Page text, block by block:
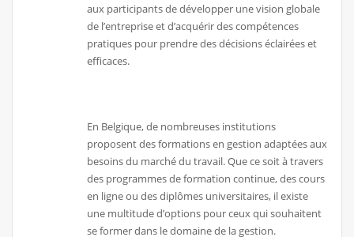
aux participants de développer une vision globale
de l’entreprise et d’acquérir des compétences
pratiques pour prendre des décisions éclairées et
efficaces.
En Belgique, de nombreuses institutions
proposent des formations en gestion adaptées aux
besoins du marché du travail. Que ce soit à travers
des programmes de formation continue, des cours
en ligne ou des diplômes universitaires, il existe
une multitude d’options pour ceux qui souhaitent
se former dans le domaine de la gestion.